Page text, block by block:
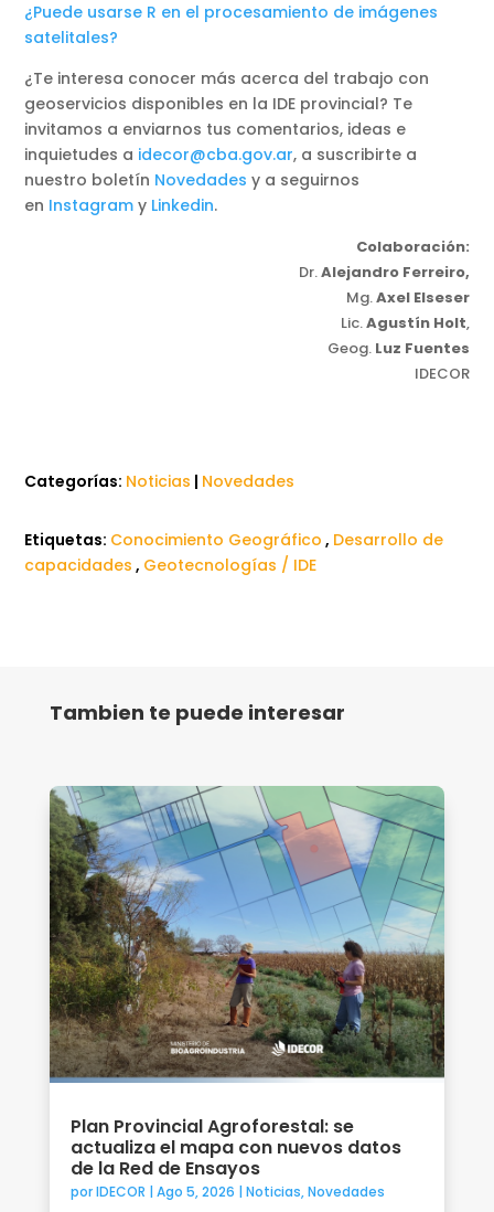
¿Puede usarse R en el procesamiento de imágenes
satelitales?
¿Te interesa conocer más acerca del trabajo con
geoservicios disponibles en la IDE provincial? Te
invitamos a enviarnos tus comentarios, ideas e
inquietudes a idecor@cba.gov.ar, a suscribirte a
nuestro boletín Novedades y a seguirnos
en Instagram y Linkedin.
Colaboración:
Dr.Alejandro Ferreiro,
Mg.Axel Elseser
Lic.Agustín Holt,
Geog. Luz Fuentes
IDECOR
Categorías: Noticias | Novedades
Etiquetas: Conocimiento Geográfico , Desarrollo de
capacidades , Geotecnologías / IDE
Tambien te puede interesar
Plan Provincial Agroforestal: se
actualiza el mapa con nuevos datos
de la Red de Ensayos
porIDECOR | Ago 5, 2026 | Noticias,Novedades